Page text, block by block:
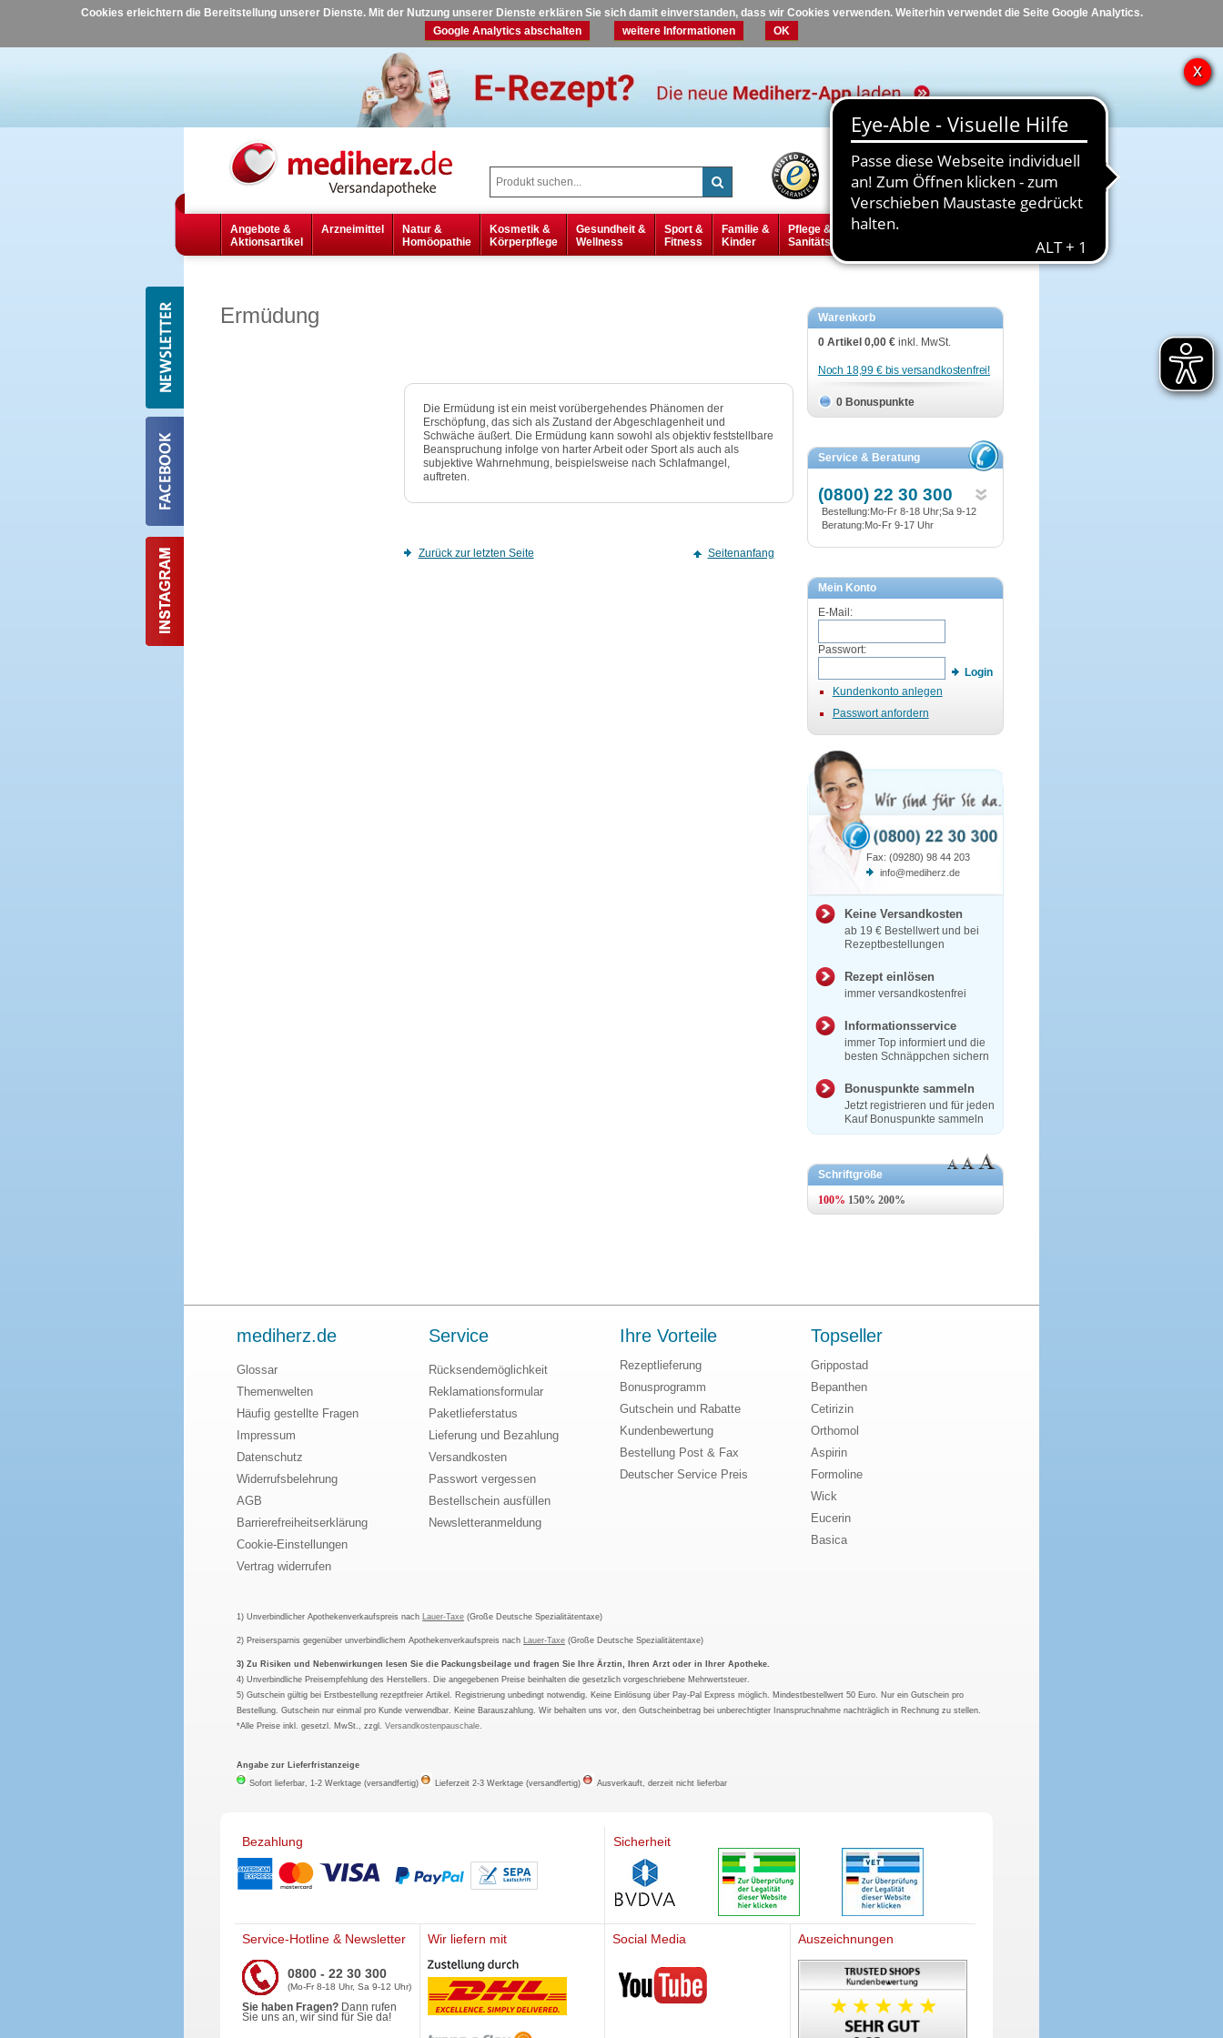
Cookies erleichtern die Bereitstellung unserer Dienste. Mit der Nutzung unserer Dienste erklären Sie sich damit einverstanden, dass wir Cookies verwenden. Weiterhin verwendet die Seite Google Analytics.
Google Analytics abschalten
weitere Informationen OK
Hilfe Kontakt
Angebote &
Aktionsartikel
Arzneimittel
Natur &
Homöopathie
Kosmetik &
Körperpflege
Gesundheit &
Wellness
Sport &
Fitness
Familie &
Kinder
Pflege &
Sanitätsbedarf
Diabetes
Ermüdung
Die Ermüdung ist ein meist vorübergehendes Phänomen der
Erschöpfung, das sich als Zustand der Abgeschlagenheit und
Schwäche äußert. Die Ermüdung kann sowohl als objektiv feststellbare
Beanspruchung infolge von harter Arbeit oder Sport als auch als
subjektive Wahrnehmung, beispielsweise nach Schlafmangel,
auftreten.
Zurück zur letzten Seite Seitenanfang
Warenkorb
0 Artikel 0,00 € inkl. MwSt.
Noch 18,99 € bis versandkostenfrei!
0 Bonuspunkte
Service & Beratung
(0800) 22 30 300
Bestellung:Mo-Fr 8-18 Uhr;Sa 9-12
Beratung:Mo-Fr 9-17 Uhr
Mein Konto
E-Mail:
Passwort:
Login
Kundenkonto anlegen
Passwort anfordern
Fax: (09280) 98 44 203
info@mediherz.de
Keine Versandkosten
ab 19 € Bestellwert und bei
Rezeptbestellungen
Rezept einlösen
immer versandkostenfrei
Informationsservice
immer Top informiert und die
besten Schnäppchen sichern
Bonuspunkte sammeln
Jetzt registrieren und für jeden
Kauf Bonuspunkte sammeln
Schriftgröße
mediherz.de
Glossar
Themenwelten
Häufig gestellte Fragen
Impressum
Datenschutz
Widerrufsbelehrung
AGB
Barrierefreiheitserklärung
Cookie-Einstellungen
Vertrag widerrufen
Service
Rücksendemöglichkeit
Reklamationsformular
Paketlieferstatus
Lieferung und Bezahlung
Versandkosten
Passwort vergessen
Bestellschein ausfüllen
Newsletteranmeldung
Ihre Vorteile
Rezeptlieferung
Bonusprogramm
Gutschein und Rabatte
Kundenbewertung
Bestellung Post & Fax
Deutscher Service Preis
Topseller
Grippostad
Bepanthen
Cetirizin
Orthomol
Aspirin
Formoline
Wick
Eucerin
Basica
1) Unverbindlicher Apothekenverkaufspreis nach Lauer-Taxe (Große Deutsche Spezialitätentaxe)
2) Preisersparnis gegenüber unverbindlichem Apothekenverkaufspreis nach Lauer-Taxe (Große Deutsche Spezialitätentaxe)
3) Zu Risiken und Nebenwirkungen lesen Sie die Packungsbeilage und fragen Sie Ihre Ärztin, Ihren Arzt oder in Ihrer Apotheke.
4) Unverbindliche Preisempfehlung des Herstellers. Die angegebenen Preise beinhalten die gesetzlich vorgeschriebene Mehrwertsteuer.
5) Gutschein gültig bei Erstbestellung rezeptfreier Artikel. Registrierung unbedingt notwendig. Keine Einlösung über Pay-Pal Express möglich. Mindestbestellwert 50 Euro. Nur ein Gutschein pro
Bestellung. Gutschein nur einmal pro Kunde verwendbar. Keine Barauszahlung. Wir behalten uns vor, den Gutscheinbetrag bei unberechtigter Inanspruchnahme nachträglich in Rechnung zu stellen.
*Alle Preise inkl. gesetzl. MwSt., zzgl.Versandkostenpauschale.
Angabe zur Lieferfristanzeige
Sofort lieferbar, 1-2 Werktage (versandfertig)
Lieferzeit 2-3 Werktage (versandfertig) Ausverkauft, derzeit nicht lieferbar
Bezahlung Sicherheit
Service-Hotline & Newsletter
0800 - 22 30 300
(Mo-Fr 8-18 Uhr, Sa 9-12 Uhr)
Sie haben Fragen? Dann rufen
Sie uns an, wir sind für Sie da!
Wir liefern mit Social Media
Mediherz
Auszeichnungen